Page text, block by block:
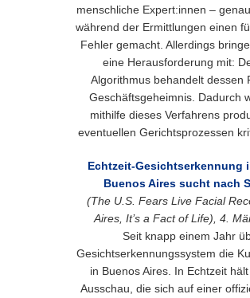
menschliche Expert:innen –
während der Ermittlungen einen
Fehler gemacht. Allerdings
eine Herausforderung mit:
Algorithmus behandelt dessen
Geschäftsgeheimnis. Dadurch
mithilfe dieses Verfahrens
eventuellen Gerichtsprozessen
Echtzeit-Gesichtserkennung
Buenos Aires sucht nach
(The U.S. Fears Live Facial
Aires, It’s a Fact of Life), 4.
Seit knapp einem Jahr
Gesichtserkennungssystem die
in Buenos Aires. In Echtzeit
Ausschau, die sich auf einer